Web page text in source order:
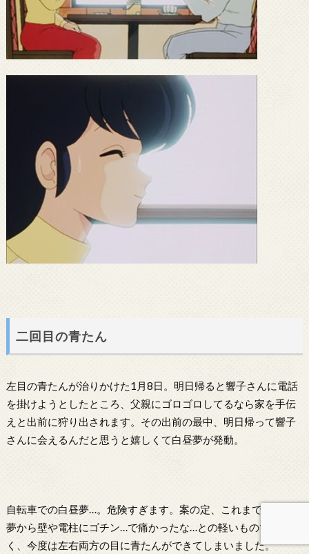
二回目の青たん
左目の青たんが治りかけた1月8日。明日帰ると響子さんに電話
を掛けようとしたところ、父親にゴロゴロしてるなら家を手伝
えと出前に狩り出されます。その出前の最中、明日帰って響子
さんに会えるんだと思うと嬉しくて白昼夢が発動。
自転車での白昼夢…。危険すぎます。案の定、これまでの白昼
夢から壁や電柱にゴチン…で痛かったな…との軽いものではな
く、今度は左右両方の目に青たんができてしまいました。